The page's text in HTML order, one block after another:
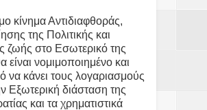
κίνημα Αντιδιαφθοράς,
της Πολιτικής και
ζωής στο Εσωτερικό της
νομιμοποιημένο και
να κάνει τους λογαριασμούς
Εξωτερική διάσταση της
και τα χρηματιστικά